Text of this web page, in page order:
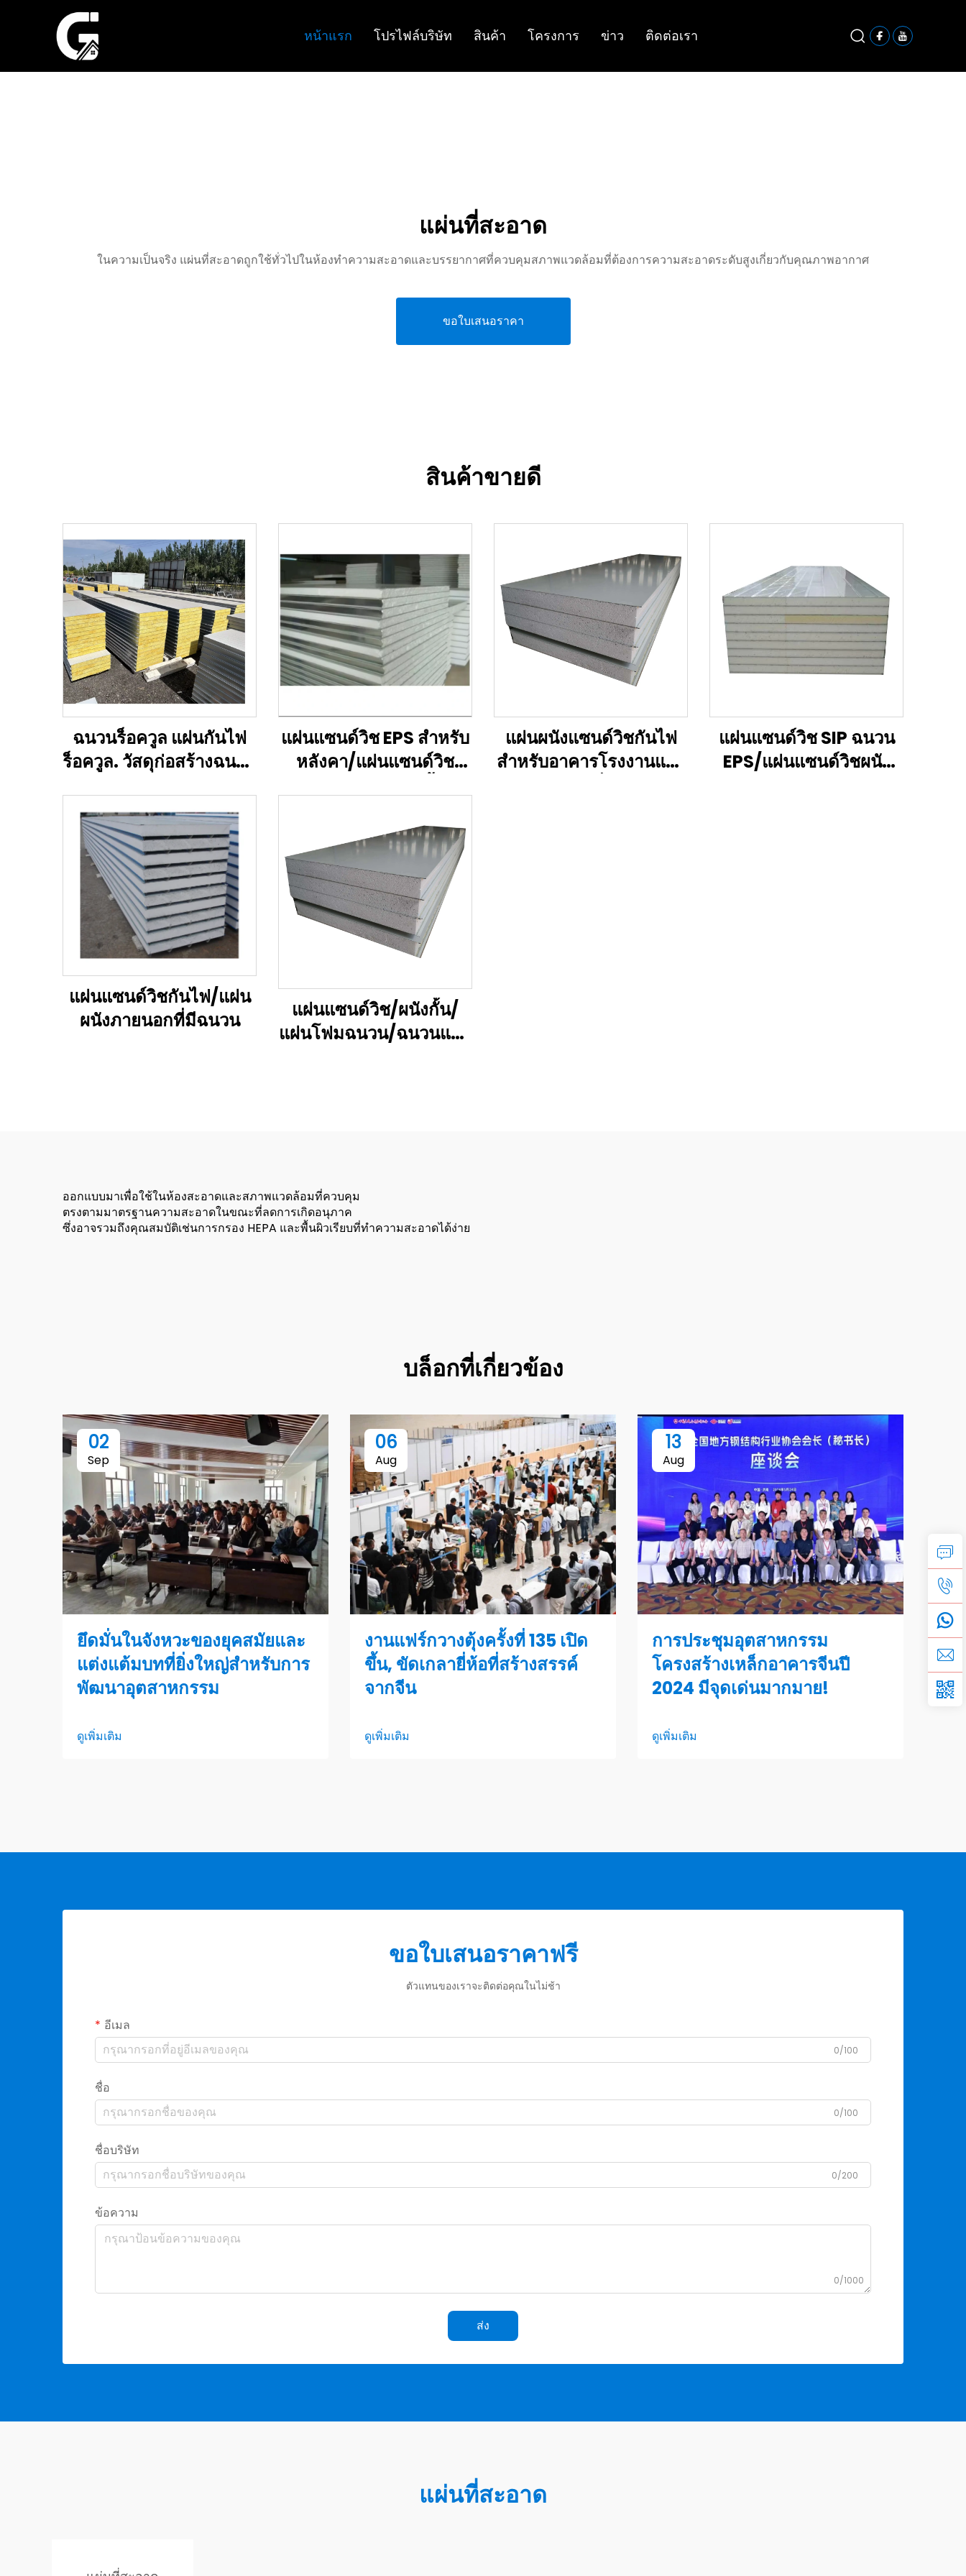
หน้าแรก โปรไฟล์บริษัท สินค้า โครงการ ข่าว ติดต่อเรา
แผ่นที่สะอาด
ในความเป็นจริง แผ่นที่สะอาดถูกใช้ทั่วไปในห้องทําความสะอาดและบรรยากาศที่ควบคุมสภาพแวดล้อมที่ต้องการความสะอาดระดับสูงเกี่ยวกับคุณภาพอากาศ
ขอใบเสนอราคา
สินค้าขายดี
ฉนวนร็อควูล แผ่นกันไฟ
ร็อควูล. วัสดุก่อสร้างฉนวน
ผนังอะคูสติก
แผ่นแซนด์วิช EPS สำหรับ
หลังคา/แผ่นแซนด์วิช
แผ่นผนังแซนด์วิชกันไฟ
สำหรับอาคารโรงงานและ
แผ่นแซนด์วิช SIP ฉนวน
EPS/แผ่นแซนด์วิชผนัง
แผ่นแซนด์วิชกันไฟ/แผ่น
ผนังภายนอกที่มีฉนวน
แผ่นแซนด์วิช/ผนังกั้น/
แผ่นโฟมฉนวน/ฉนวนแผ่น
ออกแบบมาเพื่อใช้ในห้องสะอาดและสภาพแวดล้อมที่ควบคุม
ตรงตามมาตรฐานความสะอาดในขณะที่ลดการเกิดอนุภาค
ซึ่งอาจรวมถึงคุณสมบัติเช่นการกรอง HEPA และพื้นผิวเรียบที่ทำความสะอาดได้ง่าย
บล็อกที่เกี่ยวข้อง
02
Sep
ยึดมั่นในจังหวะของยุคสมัยและ
แต่งแต้มบทที่ยิ่งใหญ่สำหรับการ
พัฒนาอุตสาหกรรม
ดูเพิ่มเติม
06
Aug
งานแฟร์กวางตุ้งครั้งที่ 135 เปิด
ขึ้น, ขัดเกลายี่ห้อที่สร้างสรรค์
จากจีน
ดูเพิ่มเติม
13
Aug
การประชุมอุตสาหกรรม
โครงสร้างเหล็กอาคารจีนปี
2024 มีจุดเด่นมากมาย!
ดูเพิ่มเติม
ขอใบเสนอราคาฟรี
ตัวแทนของเราจะติดต่อคุณในไม่ช้า
อีเมล
0/100
ชื่อ
0/100
ชื่อบริษัท
0/200
ข้อความ
0/1000
ส่ง
แผ่นที่สะอาด